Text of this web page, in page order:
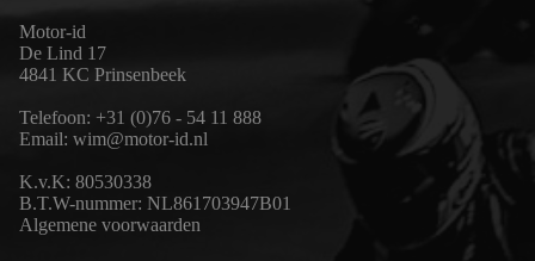
Motor-id
De Lind 17
4841 KC Prinsenbeek
Telefoon: +31 (0)76 - 54 11 888
Email: wim@motor-id.nl
K.v.K: 80530338
B.T.W-nummer: NL861703947B01
Algemene voorwaarden